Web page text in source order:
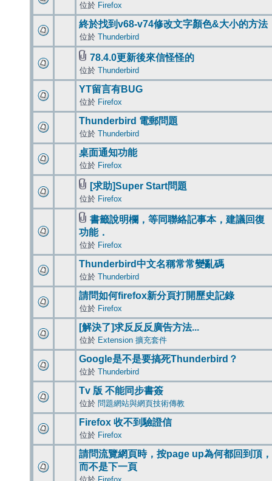
位於 Firefox
終於找到v68-v74修改文字顏色&大小的方法
位於 Thunderbird
78.4.0更新後來信怪怪的
位於 Thunderbird
YT留言有BUG
位於 Firefox
Thunderbird 電郵問題
位於 Thunderbird
桌面通知功能
位於 Firefox
[求助]Super Start問題
位於 Firefox
書籤說明欄，等同聯絡記事本，建議回復
功能．
位於 Firefox
Thunderbird中文名稱常常變亂碼
位於 Thunderbird
請問如何firefox新分頁打開歷史記錄
位於 Firefox
[解決了]求反反反廣告方法...
位於 Extension 擴充套件
Google是不是要搞死Thunderbird？
位於 Thunderbird
Tv 版 不能同步書簽
位於 問題網站與網頁技術傳教
Firefox 收不到驗證信
位於 Firefox
請問流覽網頁時，按page up為何都回到頂，
而不是下一頁